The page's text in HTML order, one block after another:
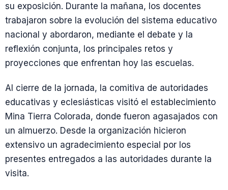
su exposición. Durante la mañana, los docentes
trabajaron sobre la evolución del sistema educativo
nacional y abordaron, mediante el debate y la
reflexión conjunta, los principales retos y
proyecciones que enfrentan hoy las escuelas.
Al cierre de la jornada, la comitiva de autoridades
educativas y eclesiásticas visitó el establecimiento
Mina Tierra Colorada, donde fueron agasajados con
un almuerzo. Desde la organización hicieron
extensivo un agradecimiento especial por los
presentes entregados a las autoridades durante la
visita.